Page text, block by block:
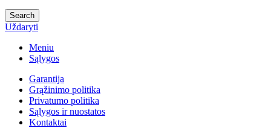
Search
Uždaryti
Meniu
Sąlygos
Garantija
Grąžinimo politika
Privatumo politika
Sąlygos ir nuostatos
Kontaktai